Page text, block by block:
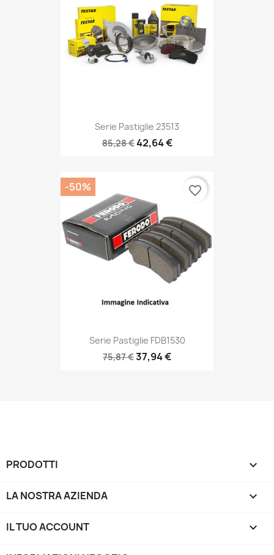
Serie Pastiglie 23513
85,28 €42,64 €
Serie Pastiglie FDB1530
75,87 €37,94 €
-50% favorite_border
PRODOTTI 
LA NOSTRA AZIENDA 
IL TUO ACCOUNT 